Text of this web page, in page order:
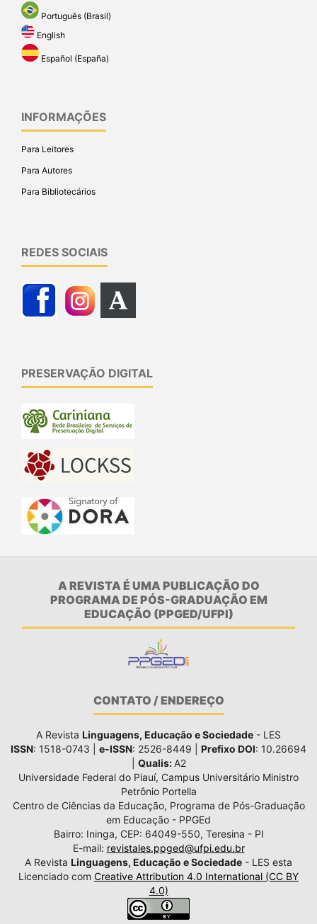
Português (Brasil)
English
Español (España)
INFORMAÇÕES
Para Leitores
Para Autores
Para Bibliotecários
REDES SOCIAIS
PRESERVAÇÃO DIGITAL
A REVISTA É UMA PUBLICAÇÃO DO
PROGRAMA DE PÓS-GRADUAÇÃO EM
EDUCAÇÃO (PPGED/UFPI)
CONTATO / ENDEREÇO
A Revista Linguagens, Educação e Sociedade - LES
ISSN: 1518-0743 | e-ISSN: 2526-8449 | Prefixo DOI: 10.26694
Qualis: A2
Universidade Federal do Piauí, Campus Universitário Ministro
Petrônio Portella
Centro de Ciências da Educação, Programa de Pós-Graduação
em Educação - PPGEd
Bairro: Ininga, CEP: 64049-550, Teresina - PI
E-mail: revistales.ppged@ufpi.edu.br
A Revista Linguagens, Educação e Sociedade - LES esta
Licenciado com Creative Attribution 4.0 International (CC BY
4.0)